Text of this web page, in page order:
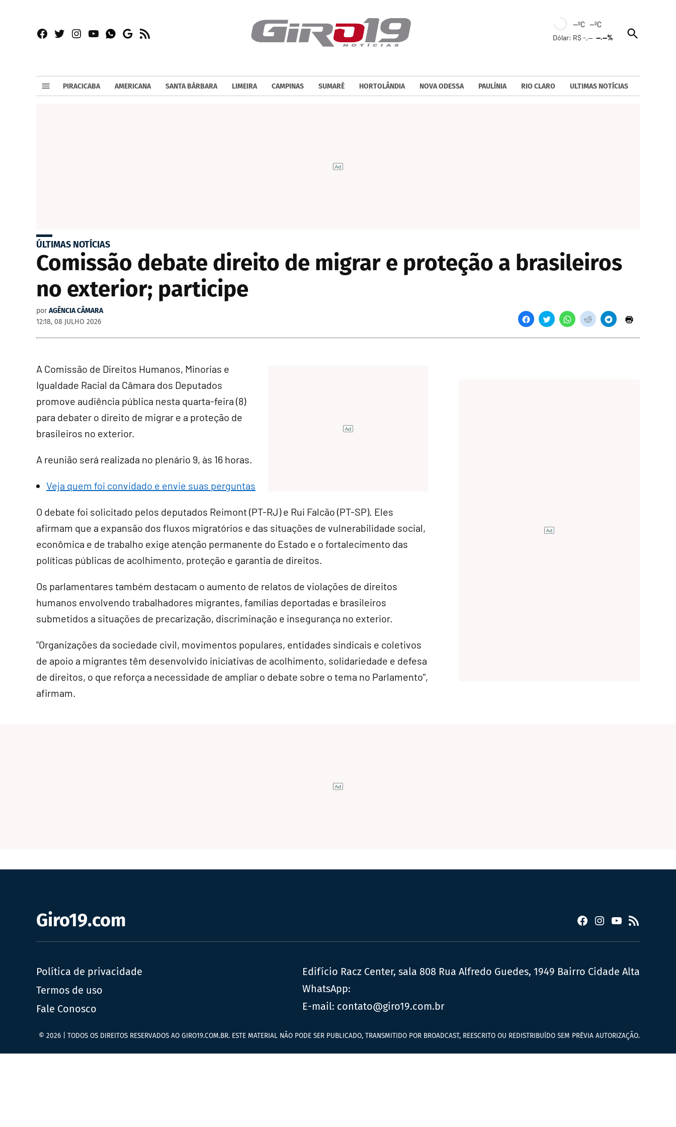
Facebook
TwitterInstagram
YouTubeWhatsapp
Google
RSS
--ºC --ºC
Dólar: R$ -,----.--%
Open
Search
PIRACICABA AMERICANA SANTA BÁRBARA LIMEIRA CAMPINAS SUMARÉ HORTOLÂNDIA NOVA ODESSA PAULÍNIA RIO CLARO ULTIMAS NOTÍCIAS
ÚLTIMAS NOTÍCIAS
Comissão debate direito de migrar e proteção a brasileiros
no exterior; participe
por AGÊNCIA CÂMARA
12:18, 08 JULHO 2026
A Comissão de Direitos Humanos, Minorias e
Igualdade Racial da Câmara dos Deputados
promove audiência pública nesta quarta-feira (8)
para debater o direito de migrar e a proteção de
brasileiros no exterior.
A reunião será realizada no plenário 9, às 16 horas.
Veja quem foi convidado e envie suas perguntas
O debate foi solicitado pelos deputados Reimont (PT-RJ) e Rui Falcão (PT-SP). Eles
afirmam que a expansão dos fluxos migratórios e das situações de vulnerabilidade social,
econômica e de trabalho exige atenção permanente do Estado e o fortalecimento das
políticas públicas de acolhimento, proteção e garantia de direitos.
Os parlamentares também destacam o aumento de relatos de violações de direitos
humanos envolvendo trabalhadores migrantes, famílias deportadas e brasileiros
submetidos a situações de precarização, discriminação e insegurança no exterior.
"Organizações da sociedade civil, movimentos populares, entidades sindicais e coletivos
de apoio a migrantes têm desenvolvido iniciativas de acolhimento, solidariedade e defesa
de direitos, o que reforça a necessidade de ampliar o debate sobre o tema no Parlamento",
afirmam.
Giro19.com Facebook
Instagram
YouTube
RSS
Política de privacidade
Termos de uso
Fale Conosco
Edifício Racz Center, sala 808 Rua Alfredo Guedes, 1949 Bairro Cidade Alta
WhatsApp:
E-mail: contato@giro19.com.br
© 2026 | TODOS OS DIREITOS RESERVADOS AO GIRO19.COM.BR. ESTE MATERIAL NÃO PODE SER PUBLICADO, TRANSMITIDO POR BROADCAST, REESCRITO OU REDISTRIBUÍDO SEM PRÉVIA AUTORIZAÇÃO.